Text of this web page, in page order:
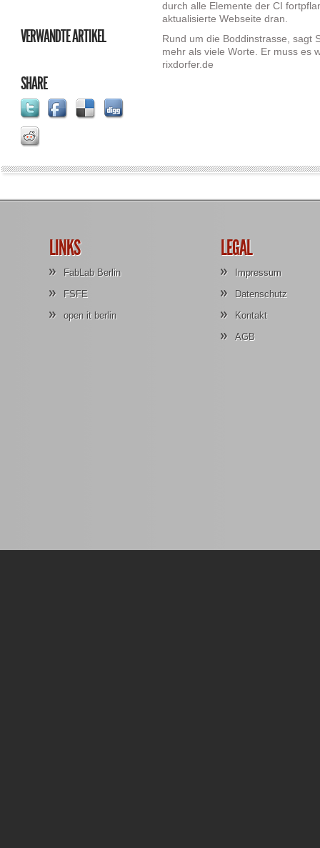
VERWANDTE ARTIKEL
SHARE
durch alle Elemente der CI
aktualisierte Webseite dran.
Rund um die Boddinstrasse, sagt
mehr als viele Worte. Er muss es
rixdorfer.de
LINKS
FabLab Berlin
FSFE
open it berlin
LEGAL
Impressum
Datenschutz
Kontakt
AGB